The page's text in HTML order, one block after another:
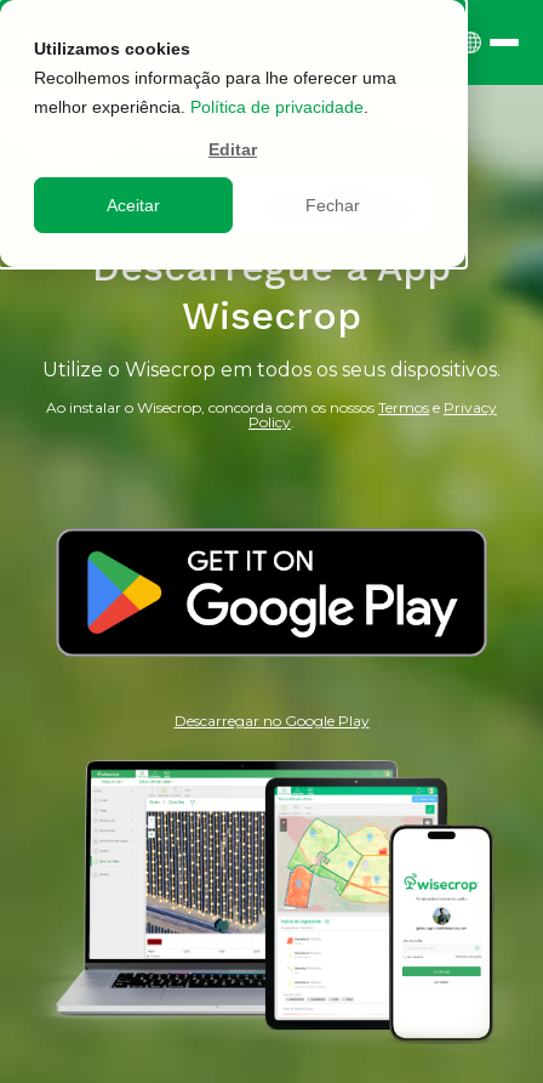
Utilizamos cookies
Recolhemos informação para lhe oferecer uma
melhor experiência. Política de privacidade
Editar
Aceitar Fechar
Descarregue a App
Wisecrop
Utilize o Wisecrop em todos os seus dispositivos.
Ao instalar o Wisecrop, concorda com os nossos Termos e Privacy
Policy.
Descarregar no Google Play